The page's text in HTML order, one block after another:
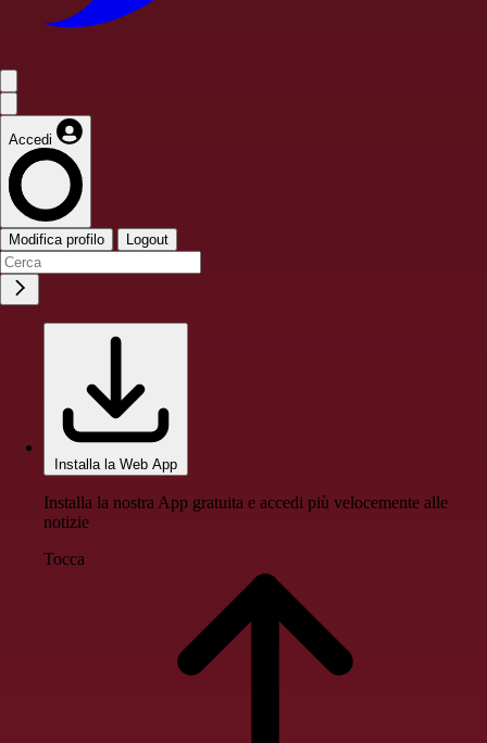
Accedi
Modifica profilo Logout
Installa la Web App
Installa la nostra App gratuita e accedi più velocemente alle
notizie
Tocca